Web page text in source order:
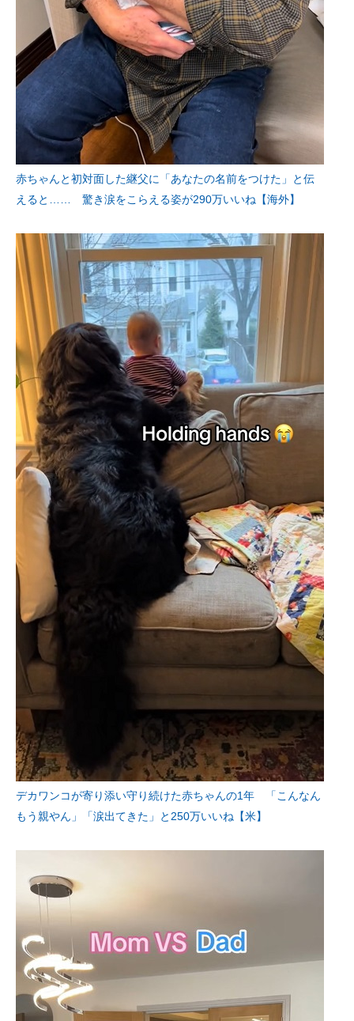
赤ちゃんと初対面した継父に「あなたの名前をつけた」と伝
えると…… 驚き涙をこらえる姿が290万いいね【海外】
デカワンコが寄り添い守り続けた赤ちゃんの1年 「こんなん
もう親やん」「涙出てきた」と250万いいね【米】